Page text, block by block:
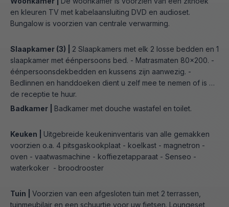
en kleuren TV met kabelaansluiting DVD en audioset.
Bungalow is voorzien van centrale verwarming.
Slaapkamer (3) | 2 Slaapkamers met elk 2 losse bedden en 1
slaapkamer met éénpersoons bed. - Matrasmaten 80x200. -
éénpersoonsdekbedden en kussens zijn aanwezig. -
Bedlinnen en handdoeken dient u zelf mee te nemen of is bij
de receptie te huur.
Badkamer | Badkamer met douche wastafel en toilet.
Keuken | Uitgebreide keukeninventaris van alle gemakken
voorzien o.a. 4 pitsgaskookplaat - koelkast - magnetron -
oven - vaatwasmachine - koffiezetapparaat - Senseo -
waterkoker - broodrooster
Tuin | Voorzien van een afgesloten tuin met 2 terrassen,
tuinmeubilair en een schuurtje voor uw fietsen. Loungeset